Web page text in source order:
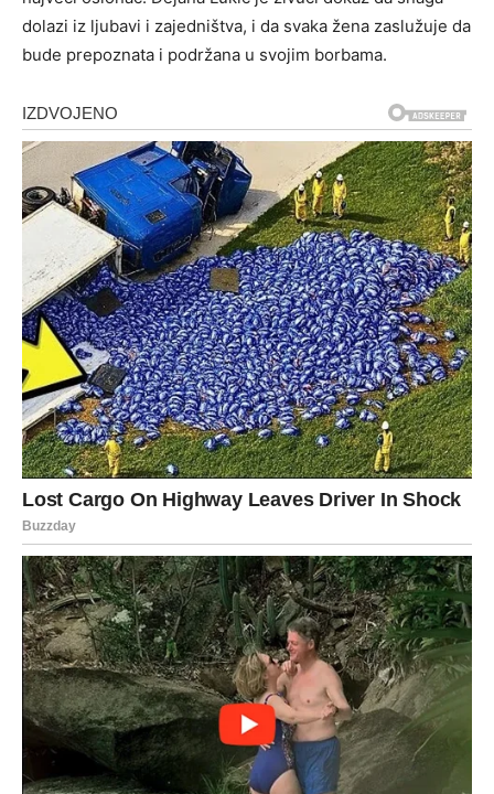
dolazi iz ljubavi i zajedništva, i da svaka žena zaslužuje da
bude prepoznata i podržana u svojim borbama.